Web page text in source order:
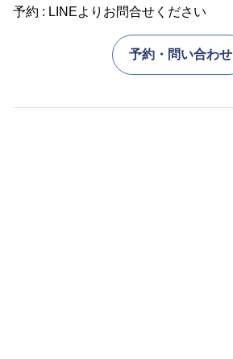
予約 : LINEよりお問合せください
予約・問い合わせ